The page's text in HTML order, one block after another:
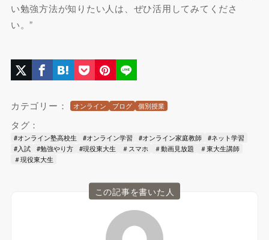
い勉強方法が知りたい人は、ぜひ活用してみてくださ
い。”
カテゴリー： オンライン ブログ 個別授業
タグ：
#オンライン塾高校生 #オンライン学習 #オンライン家庭教師
#ネット学習
#入試
#勉強やり方 #現役東大生 ＃スマホ ＃動画見放題
＃東大生講師
＃現役東大生
この記事を書いた人